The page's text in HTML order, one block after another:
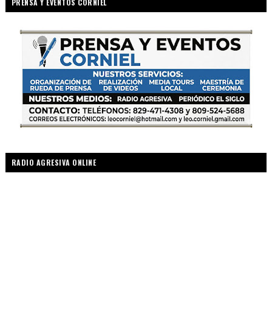
PRENSA Y EVENTOS CORNIEL
RADIO AGRESIVA ONLINE